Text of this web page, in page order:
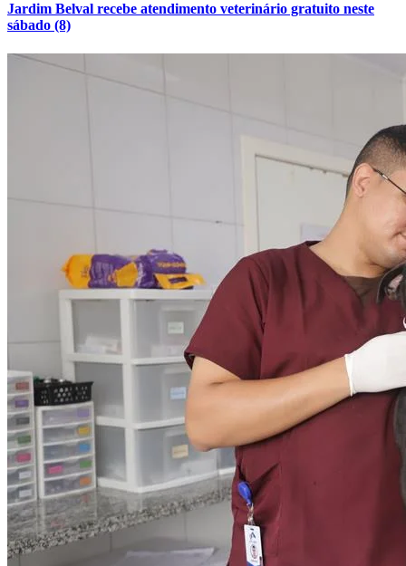
Jardim Belval recebe atendimento veterinário gratuito neste
sábado (8)